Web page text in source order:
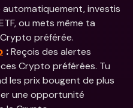
investis
ou mets même ta
préférée.
: Reçois des alertes
Crypto préférées. Tu
les prix bougent de plus
une opportunité